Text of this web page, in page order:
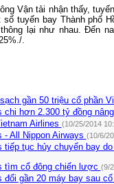
Vận tải nhận thấy,
tuyến bay Thành phố
lại như nhau. Đến
.
gần 50 triệu cổ phần
chi hơn 2.300 tỷ đồng
Airlines (10/25/2014
- All Nippon Airways (10/6/
tiếp tục hủy chuyến bay
tìm cổ đông chiến lược (9/
đổi gần 20 máy bay sau